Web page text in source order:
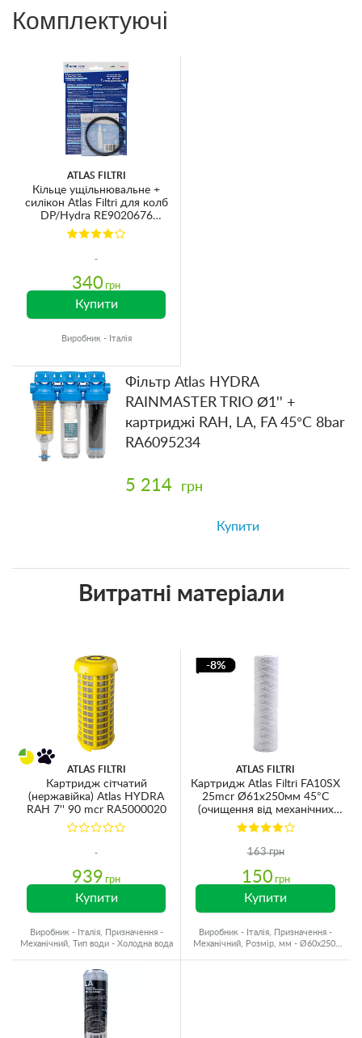
Комплектуючі
ATLAS FILTRI
Кільце ущільнювальне +
силікон Atlas Filtri для колб
DP/Hydra RE9020676
Ø84х3.5мм
340 грн
Купити
Виробник - Італія
Фільтр Atlas HYDRA
RAINMASTER TRIO Ø1'' +
картриджі RAH, LA, FA 45°C 8bar
RA6095234
5 214 грн
Купити
Витратні матеріали
ATLAS FILTRI
Картридж сітчатий
(нержавійка) Atlas HYDRA
RAH 7'' 90 mcr RA5000020
939 грн
Купити
Виробник - Італія, Призначення -
Механічний, Тип води - Холодна вода
-8%
ATLAS FILTRI
Картридж Atlas Filtri FA10SX
25mcr Ø61x250мм 45°C
(очищення від механічних
домішок) RE5115411
163 грн
150 грн
Купити
Виробник - Італія, Призначення -
Механічний, Розмір, мм - Ø60x250,